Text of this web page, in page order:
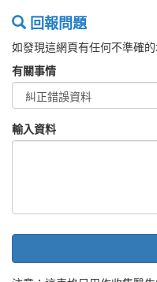
回報問題
如發現這網頁有任何不準確
有關事情
輸入資料